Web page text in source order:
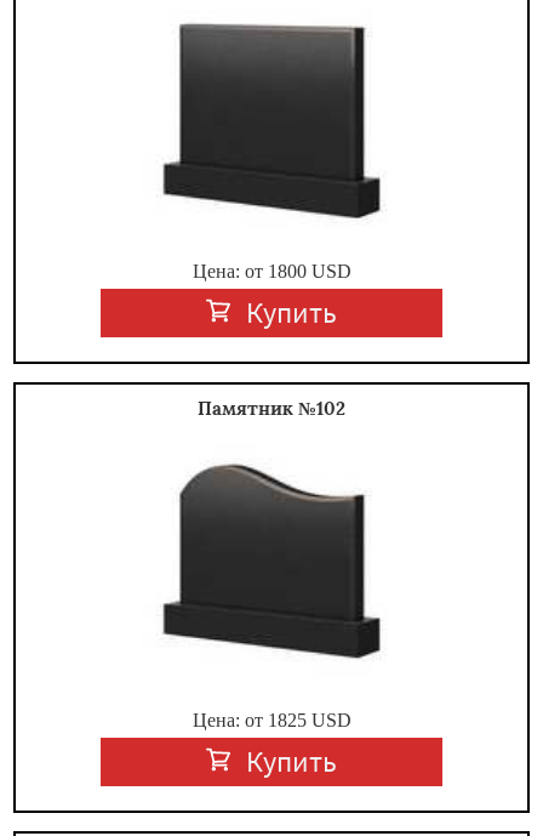
Цена: от 1800USD
Купить
Памятник №102
Цена: от 1825USD
Купить